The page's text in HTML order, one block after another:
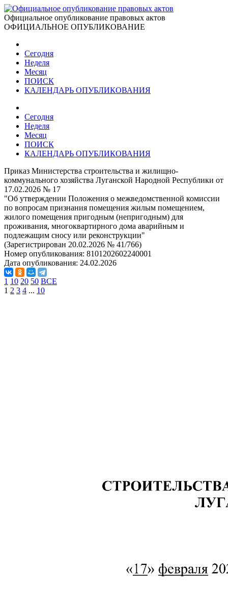
Официальное опубликование правовых актов
ОФИЦИАЛЬНОЕ ОПУБЛИКОВАНИЕ
Сегодня
Неделя
Месяц
ПОИСК
КАЛЕНДАРЬ ОПУБЛИКОВАНИЯ
Сегодня
Неделя
Месяц
ПОИСК
КАЛЕНДАРЬ ОПУБЛИКОВАНИЯ
Приказ Министерства строительства и жилищно-
коммунального хозяйства Луганской Народной Республики от
17.02.2026 № 17
"Об утверждении Положения о межведомственной комиссии
по вопросам признания помещения жилым помещением,
жилого помещения пригодным (непригодным) для
проживания, многоквартирного дома аварийным и
подлежащим сносу или реконструкции"
(Зарегистрирован 20.02.2026 № 41/766)
Номер опубликования: 8101202602240001
Дата опубликования: 24.02.2026
1 10 20 50 ВСЕ
1 2 3 4 ... 10